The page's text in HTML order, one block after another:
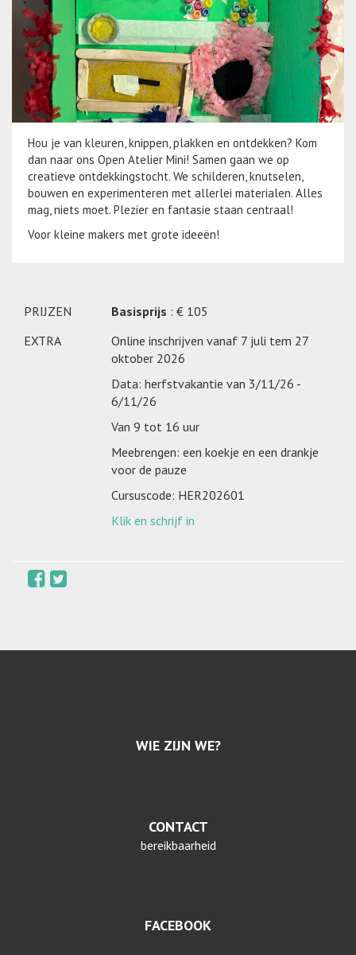
Hou je van kleuren, knippen, plakken en ontdekken? Kom
dan naar ons Open Atelier Mini! Samen gaan we op
creatieve ontdekkingstocht. We schilderen, knutselen,
bouwen en experimenteren met allerlei materialen. Alles
mag, niets moet. Plezier en fantasie staan centraal!
Voor kleine makers met grote ideeën!
PRIJZEN Basisprijs : € 105
EXTRA
Online inschrijven vanaf 7 juli tem 27
oktober 2026
Data: herfstvakantie van 3/11/26 -
6/11/26
Van 9 tot 16 uur
Meebrengen: een koekje en een drankje
voor de pauze
Cursuscode: HER202601
Klik en schrijf in
WIE ZIJN WE?
CONTACT
bereikbaarheid
FACEBOOK